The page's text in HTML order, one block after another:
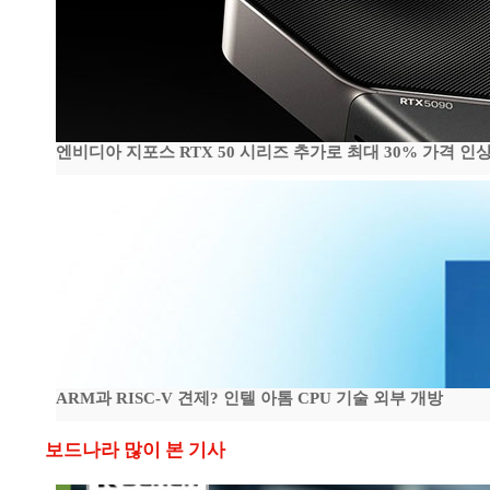
엔비디아 지포스 RTX 50 시리즈 추가로 최대 30% 가격 인
ARM과 RISC-V 견제? 인텔 아톰 CPU 기술 외부 개방
보드나라 많이 본 기사